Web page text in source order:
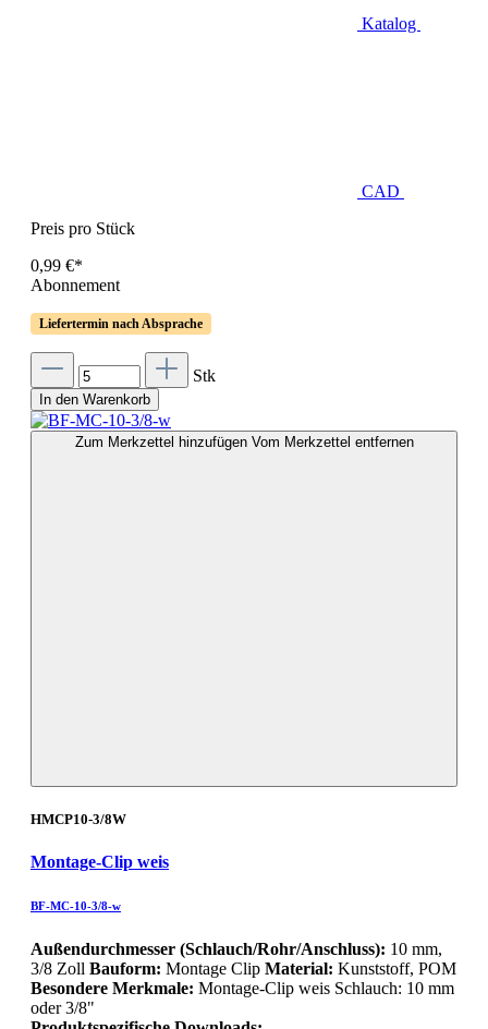
Katalog
CAD
Preis pro Stück
0,99 €*
Abonnement
Liefertermin nach Absprache
Stk
In den Warenkorb
Zum Merkzettel hinzufügen Vom Merkzettel entfernen
HMCP10-3/8W
Montage-Clip weis
BF-MC-10-3/8-w
Außendurchmesser (Schlauch/Rohr/Anschluss): 10 mm,
3/8 Zoll Bauform: Montage Clip Material: Kunststoff, POM
Besondere Merkmale: Montage-Clip weis Schlauch: 10 mm
oder 3/8"